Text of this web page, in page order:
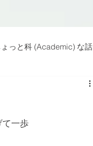
っと科 (Academic) な話
バランス能力
一歩